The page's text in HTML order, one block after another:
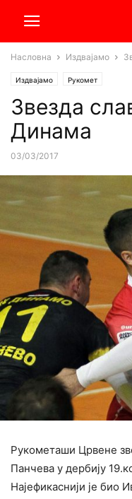
Насловна Издвајамо
Издвајамо Рукомет
Звезда
Динама
03/03/2017
Рукометаши Црвене
Панчева у дербију
Најефикаснији је био